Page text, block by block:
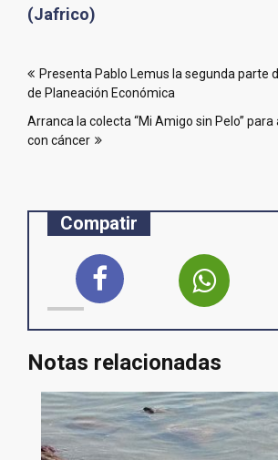
(Jafrico)
de
entradas
Presenta Pablo Lemus la segunda parte
de Planeación Económica
Arranca la colecta “Mi Amigo sin Pelo” para
con cáncer
Compatir
Notas relacionadas